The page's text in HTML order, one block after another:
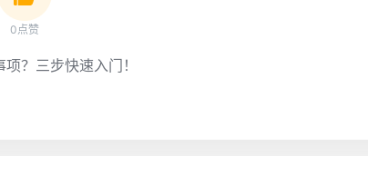
0点赞
？三步快速入门！